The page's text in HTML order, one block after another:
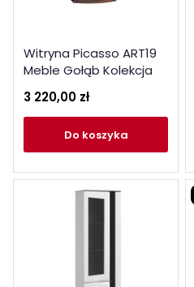
Witryna Picasso ART19
Meble Gołąb Kolekcja
3 220,00 zł
do koszyka